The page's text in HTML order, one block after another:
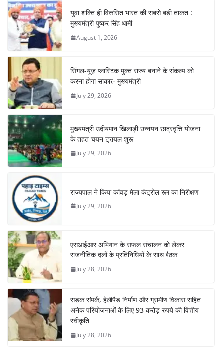
युवा शक्ति ही विकसित भारत की सबसे बड़ी ताकत :
मुख्यमंत्री पुष्कर सिंह धामी
August 1, 2026
सिंगल-यूज़ प्लास्टिक मुक्त राज्य बनाने के संकल्प को
करना होगा साकार- मुख्यमंत्री
July 29, 2026
मुख्यमंत्री उदीयमान खिलाड़ी उन्नयन छात्रवृत्ति योजना
के तहत चयन ट्रायल शुरू
July 29, 2026
राज्यपाल ने किया कांवड़ मेला कंट्रोल रूम का निरीक्षण
July 29, 2026
एसआईआर अभियान के सफल संचालन को लेकर
राजनीतिक दलों के प्रतिनिधियों के साथ बैठक
July 28, 2026
सड़क संपर्क, हेलीपैड निर्माण और ग्रामीण विकास सहित
अनेक परियोजनाओं के लिए 93 करोड़ रुपये की वित्तीय
स्वीकृति
July 28, 2026